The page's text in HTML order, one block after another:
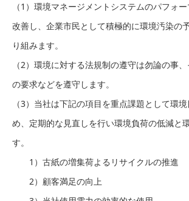
（1）環境マネージメントシステムのパフォ
改善し、企業市民として積極的に環境汚染の
り組みます。
（2）環境に対する法規制の遵守は勿論の事
の要求などを遵守します。
（3）当社は下記の項目を重点課題として環
め、定期的な見直しを行い環境負荷の低減と
す。
1）古紙の増集荷よるリサイクルの推進
2）顧客満足の向上